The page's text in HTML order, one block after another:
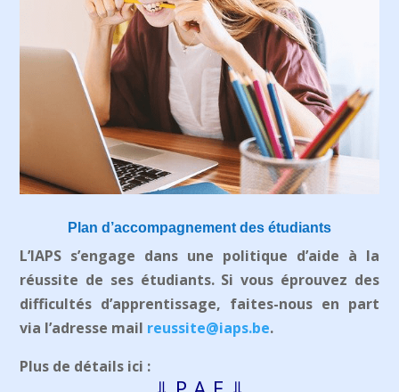
Plan d’accompagnement des étudiants
L’IAPS s’engage dans une politique d’aide à la
réussite de ses étudiants. Si vous éprouvez des
difficultés d’apprentissage, faites-nous en part
via l’adresse mail reussite@iaps.be.
Plus de détails ici :